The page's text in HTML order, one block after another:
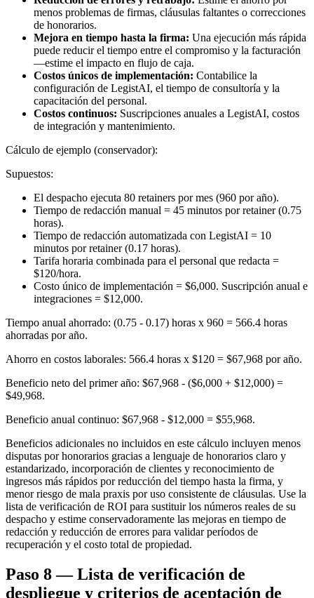
menos problemas de firmas, cláusulas faltantes o correcciones
de honorarios.
Mejora en tiempo hasta la firma: Una ejecución más rápida
puede reducir el tiempo entre el compromiso y la facturación
—estime el impacto en flujo de caja.
Costos únicos de implementación: Contabilice la
configuración de LegistAI, el tiempo de consultoría y la
capacitación del personal.
Costos continuos: Suscripciones anuales a LegistAI, costos
de integración y mantenimiento.
Cálculo de ejemplo (conservador):
Supuestos:
El despacho ejecuta 80 retainers por mes (960 por año).
Tiempo de redacción manual = 45 minutos por retainer (0.75
horas).
Tiempo de redacción automatizada con LegistAI = 10
minutos por retainer (0.17 horas).
Tarifa horaria combinada para el personal que redacta =
$120/hora.
Costo único de implementación = $6,000. Suscripción anual e
integraciones = $12,000.
Tiempo anual ahorrado: (0.75 - 0.17) horas x 960 = 566.4 horas
ahorradas por año.
Ahorro en costos laborales: 566.4 horas x $120 = $67,968 por año.
Beneficio neto del primer año: $67,968 - ($6,000 + $12,000) =
$49,968.
Beneficio anual continuo: $67,968 - $12,000 = $55,968.
Beneficios adicionales no incluidos en este cálculo incluyen menos
disputas por honorarios gracias a lenguaje de honorarios claro y
estandarizado, incorporación de clientes y reconocimiento de
ingresos más rápidos por reducción del tiempo hasta la firma, y
menor riesgo de mala praxis por uso consistente de cláusulas. Use la
lista de verificación de ROI para sustituir los números reales de su
despacho y estime conservadoramente las mejoras en tiempo de
redacción y reducción de errores para validar períodos de
recuperación y el costo total de propiedad.
Paso 8 — Lista de verificación de
despliegue y criterios de aceptación de